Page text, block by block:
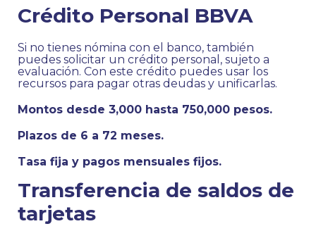
Crédito Personal BBVA
Si no tienes nómina con el banco, también
puedes solicitar un crédito personal, sujeto a
evaluación. Con este crédito puedes usar los
recursos para pagar otras deudas y unificarlas.
Montos desde 3,000 hasta 750,000 pesos.
Plazos de 6 a 72 meses.
Tasa fija y pagos mensuales fijos.
Transferencia de saldos de
tarjetas